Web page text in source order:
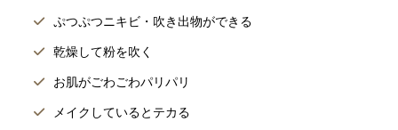
ぷつぷつニキビ・吹き出物ができる
乾燥して粉を吹く
お肌がごわごわパリパリ
メイクしているとテカる